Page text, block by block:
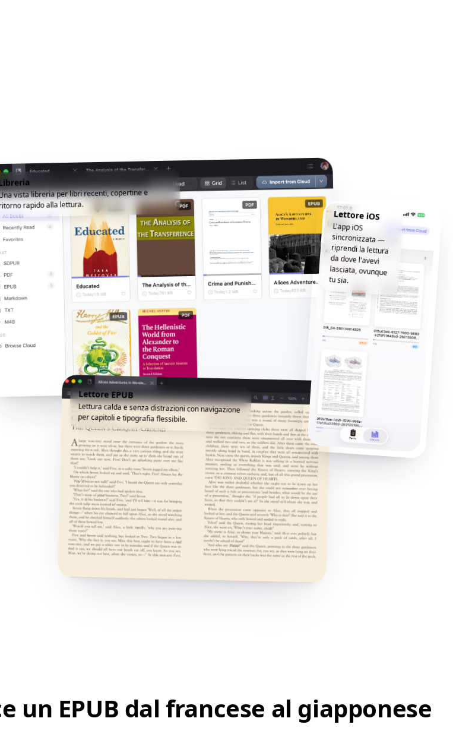
vista libreria per libri recenti, copertine e
rapido alla lettura.
Lettore EPUB
Lettura calda e senza distrazioni con navigazione
per capitoli e tipografia flessibile.
Lettore iOS
L'app iOS
sincronizzata —
riprendi la lettura
da dove l'avevi
lasciata, ovunque
tu sia.
un EPUB dal francese al giapponese